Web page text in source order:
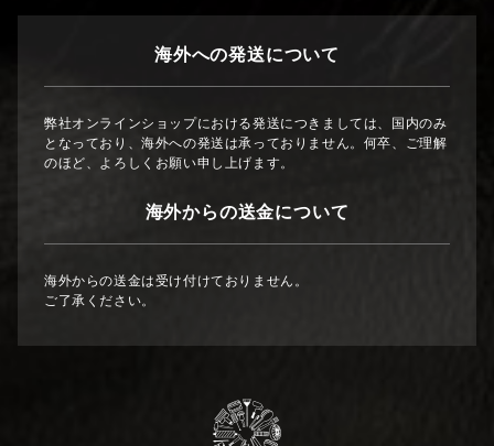
海外への発送について
弊社オンラインショップにおける発送につきましては、国内のみ
となっており、海外への発送は承っておりません。何卒、ご理解
のほど、よろしくお願い申し上げます。
海外からの送金について
海外からの送金は受け付けておりません。
ご了承ください。